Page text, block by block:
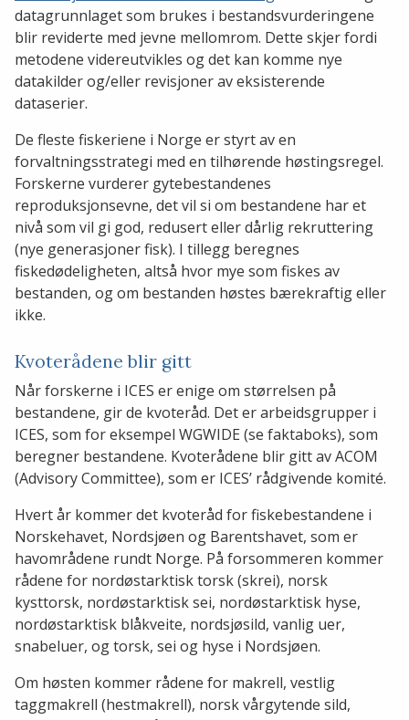
datagrunnlaget som brukes i bestandsvurderingene
blir reviderte med jevne mellomrom. Dette skjer fordi
metodene videreutvikles og det kan komme nye
datakilder og/eller revisjoner av eksisterende
dataserier.
De fleste fiskeriene i Norge er styrt av en
forvaltningsstrategi med en tilhørende høstingsregel.
Forskerne vurderer gytebestandenes
reproduksjonsevne, det vil si om bestandene har et
nivå som vil gi god, redusert eller dårlig rekruttering
(nye generasjoner fisk). I tillegg beregnes
fiskedødeligheten, altså hvor mye som fiskes av
bestanden, og om bestanden høstes bærekraftig eller
ikke.
Kvoterådene blir gitt
Når forskerne i ICES er enige om størrelsen på
bestandene, gir de kvoteråd. Det er arbeidsgrupper i
ICES, som for eksempel WGWIDE (se faktaboks), som
beregner bestandene. Kvoterådene blir gitt av ACOM
(Advisory Committee), som er ICES’ rådgivende komité.
Hvert år kommer det kvoteråd for fiskebestandene i
Norskehavet, Nordsjøen og Barentshavet, som er
havområdene rundt Norge. På forsommeren kommer
rådene for nordøstarktisk torsk (skrei), norsk
kysttorsk, nordøstarktisk sei, nordøstarktisk hyse,
nordøstarktisk blåkveite, nordsjøsild, vanlig uer,
snabeluer, og torsk, sei og hyse i Nordsjøen.
Om høsten kommer rådene for makrell, vestlig
taggmakrell (hestmakrell), norsk vårgytende sild,